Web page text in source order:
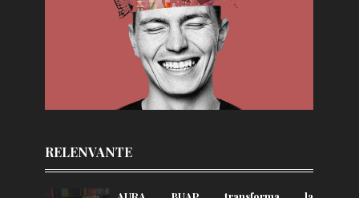
RELENVANTE